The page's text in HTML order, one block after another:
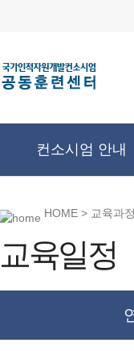
컨소시엄 안내
HOME > 교육과
교육일정